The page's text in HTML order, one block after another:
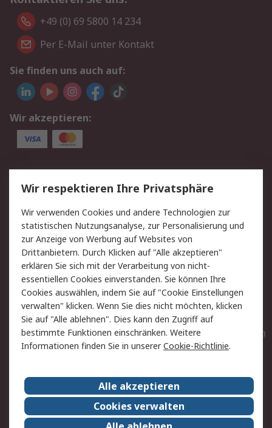
+49 (0) 69 5800 14 234
Per E-Mail unter Kontakt
Sie finden uns auch auf:
Wir akzeptieren:
Service
Value Added Services
Lieferlösungen
Rücksendungen
Kontakt
Hilfe
Privatkunden
Rechtliches
AGB
Datenschutz
Cookie-Richtlinie
Zahlungsbedingungen
Copyright/Impressum
Entsorgung
Elektrogeräte/Batterien
RS weltweit
Karriere bei RS
Nachhaltigkeit
Qualität/Umwelt/ZertifikatePresse-Center
Wir respektieren Ihre Privatsphäre
Wir verwenden Cookies und andere Technologien zur
statistischen Nutzungsanalyse, zur Personalisierung und
zur Anzeige von Werbung auf Websites von
Drittanbietern. Durch Klicken auf "Alle akzeptieren"
erklären Sie sich mit der Verarbeitung von nicht-
essentiellen Cookies einverstanden. Sie können Ihre
Cookies auswählen, indem Sie auf "Cookie Einstellungen
verwalten" klicken. Wenn Sie dies nicht möchten, klicken
Sie auf "Alle ablehnen". Dies kann den Zugriff auf
bestimmte Funktionen einschränken. Weitere
Informationen finden Sie in unsererCookie-Richtlinie.
Alle akzeptieren
Cookies verwalten